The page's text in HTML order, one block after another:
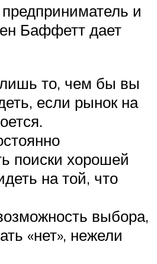
и
Баффетт дает
то, чем бы вы
если рынок на
поиски хорошей
на той, что
выбора,
«нет», нежели